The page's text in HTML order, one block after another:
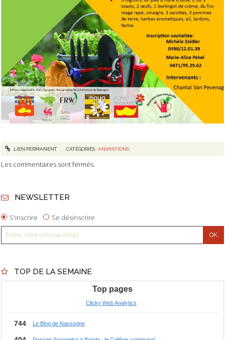
LIEN PERMANENT CATÉGORIES :ANIMATIONS
Les commentaires sont fermés.
NEWSLETTER
S'inscrire Se désinscrire
TOP DE LA SEMAINE